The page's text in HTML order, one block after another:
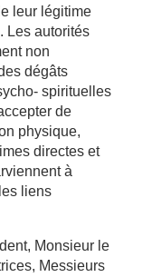
leur légitime
Les autorités
non
dégâts
spirituelles
de
physique,
directes et
à
liens
Monsieur le
Messieurs